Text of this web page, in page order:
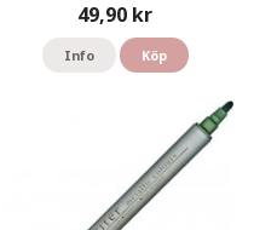
49,90 kr
Info Köp